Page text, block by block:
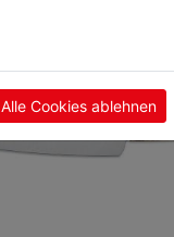
Alle Cookies ablehnen